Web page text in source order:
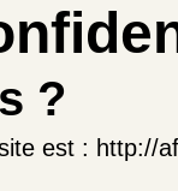
?
est : http://